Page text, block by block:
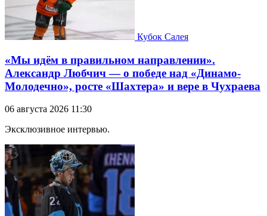
Кубок Салея
«Мы идём в правильном направлении».
Александр Любчич — о победе над «Динамо-
Молодечно», росте «Шахтера» и вере в Чухраева
06 августа 2026 11:30
Эксклюзивное интервью.